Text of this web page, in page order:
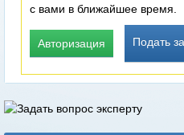
с вами в ближайшее время.
Авторизация Подать